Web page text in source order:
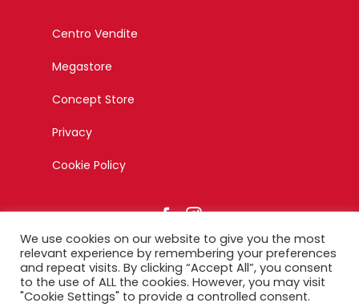
Centro Vendite
Megastore
Concept Store
Privacy
Cookie Policy
© Copyright 2023 – Esagono Srl – Tutti i diritti riservati –
We use cookies on our website to give you the most
relevant experience by remembering your preferences
and repeat visits. By clicking “Accept All”, you consent
to the use of ALL the cookies. However, you may visit
"Cookie Settings" to provide a controlled consent.